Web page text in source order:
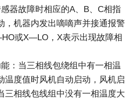
器故障时相应的A、B、C相指
，机器内发出嘀嘀声并接通报警
或X—LO，X表示出现故障相
：当三相线包绕组中有一相温
温度值时风机自动启动，风机启
三相线包线组中没有一相温度大